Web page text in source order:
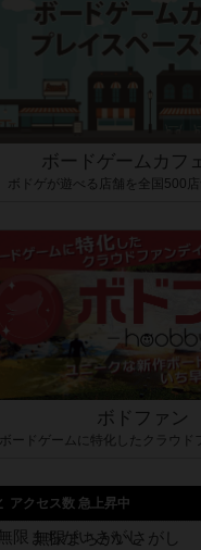
ボードゲームカフ
ボドゲが遊べる店舗を全国500
ボドファン
ボードゲームに特化したクラウド
アクセス数 急上昇中
無限まちがいさがし